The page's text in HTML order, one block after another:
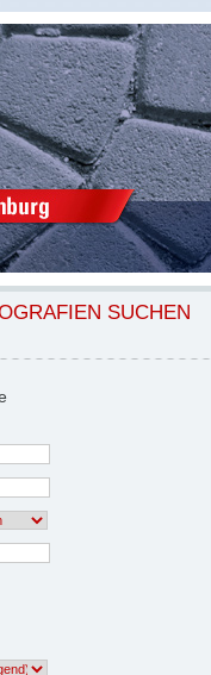
SUCHEN